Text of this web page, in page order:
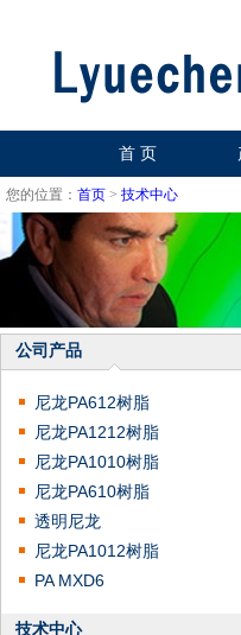
首 页
您的位置： 首页 > 技术中心
公司产品
尼龙PA612树脂
尼龙PA1212树脂
尼龙PA1010树脂
尼龙PA610树脂
透明尼龙
尼龙PA1012树脂
PA MXD6
技术中心